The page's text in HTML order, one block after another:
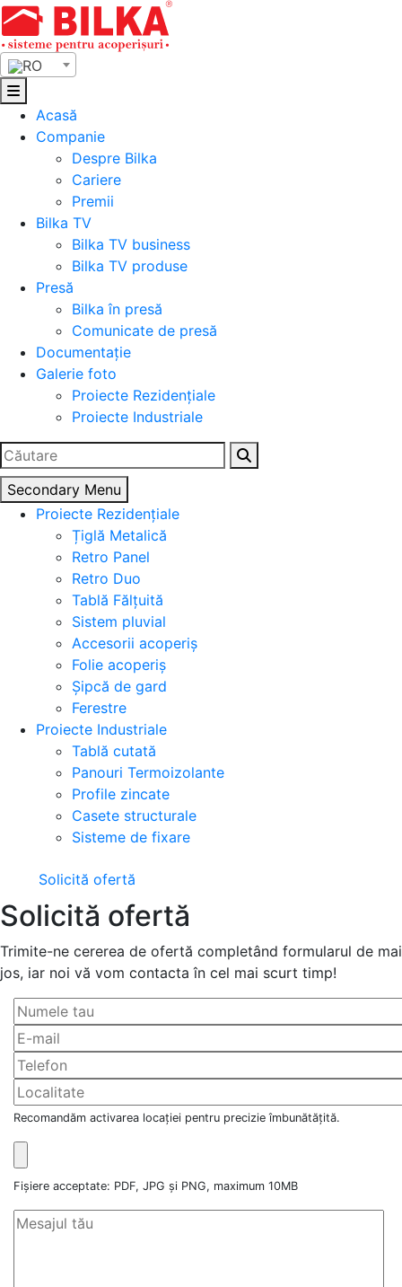
Skip
to
content
RO
Acasă
Companie
Despre Bilka
Cariere
Premii
Bilka TV
Bilka TV business
Bilka TV produse
Presă
Bilka în presă
Comunicate de presă
Documentație
Galerie foto
Proiecte Rezidențiale
Proiecte Industriale
Caută
după:
Secondary Menu
Proiecte Rezidențiale
Țiglă Metalică
Retro Panel
Retro Duo
Tablă Fălțuită
Sistem pluvial
Accesorii acoperiș
Folie acoperiș
Șipcă de gard
Ferestre
Proiecte Industriale
Tablă cutată
Panouri Termoizolante
Profile zincate
Casete structurale
Sisteme de fixare
Solicită ofertă
Solicită ofertă
Trimite-ne cererea de ofertă completând formularul de mai
jos, iar noi vă vom contacta în cel mai scurt timp!
Recomandăm activarea locației pentru precizie îmbunătățită.
Fișiere acceptate: PDF, JPG și PNG, maximum 10MB